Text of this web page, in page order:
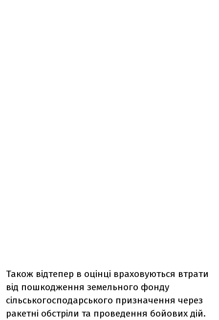
Також відтепер в оцінці враховуються втрати
від пошкодження земельного фонду
сільськогосподарського призначення через
ракетні обстріли та проведення бойових дій.